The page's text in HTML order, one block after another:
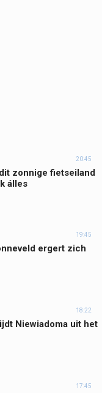
20:45
zonnige fietseiland
álles
19:45
ergert zich
18:22
Niewiadoma uit het
17:45